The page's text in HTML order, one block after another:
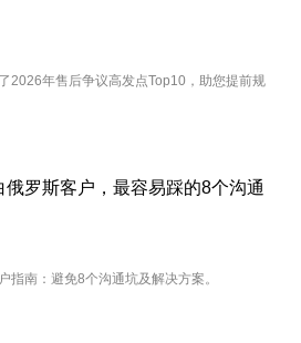
2026年售后争议高发点Top10，助您提前规
罗斯客户，最容易踩的8个沟通
指南：避免8个沟通坑及解决方案。